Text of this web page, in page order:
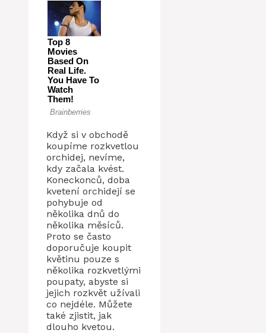
Když si v obchodě
koupíme rozkvetlou
orchidej, nevíme,
kdy začala kvést.
Koneckonců, doba
kvetení orchidejí se
pohybuje od
několika dnů do
několika měsíců.
Proto se často
doporučuje koupit
květinu pouze s
několika rozkvetlými
poupaty, abyste si
jejich rozkvět užívali
co nejdéle. Můžete
také zjistit, jak
dlouho kvetou.